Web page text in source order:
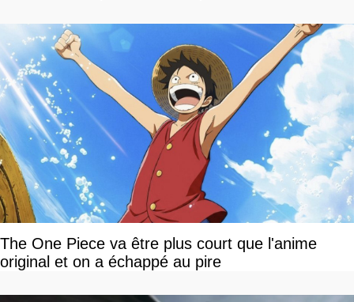
The One Piece va être plus court que l'anime
original et on a échappé au pire